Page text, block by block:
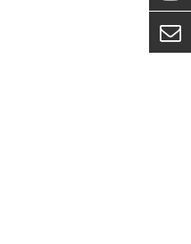
